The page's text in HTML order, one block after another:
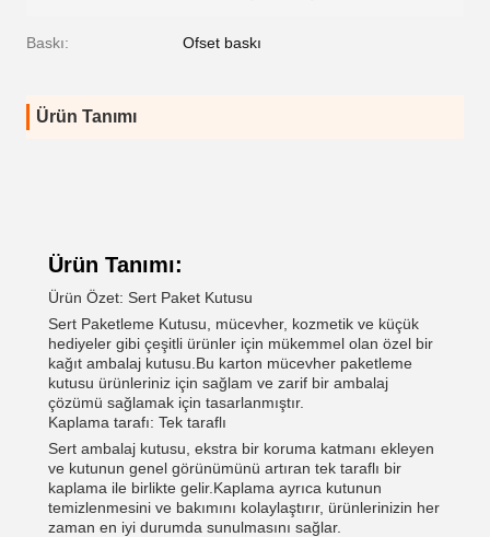
Baskı: Ofset baskı
Ürün Tanımı
Ürün Tanımı:
Ürün Özet: Sert Paket Kutusu
Sert Paketleme Kutusu, mücevher, kozmetik ve küçük
hediyeler gibi çeşitli ürünler için mükemmel olan özel bir
kağıt ambalaj kutusu.Bu karton mücevher paketleme
kutusu ürünleriniz için sağlam ve zarif bir ambalaj
çözümü sağlamak için tasarlanmıştır.
Kaplama tarafı: Tek taraflı
Sert ambalaj kutusu, ekstra bir koruma katmanı ekleyen
ve kutunun genel görünümünü artıran tek taraflı bir
kaplama ile birlikte gelir.Kaplama ayrıca kutunun
temizlenmesini ve bakımını kolaylaştırır, ürünlerinizin her
zaman en iyi durumda sunulmasını sağlar.